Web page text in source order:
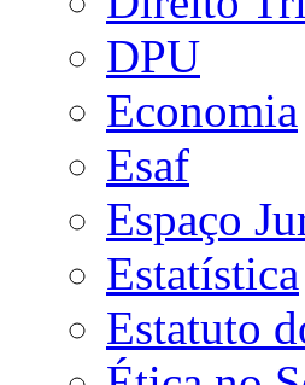
DPU
Economia
Esaf
Espaço
Estatística
Estatuto